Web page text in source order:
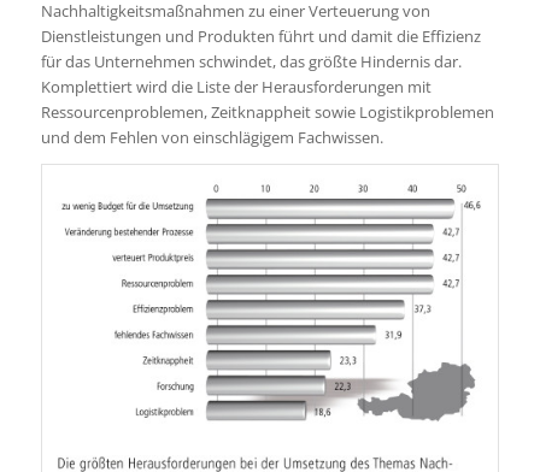
Nachhaltigkeitsmaßnahmen zu einer Verteuerung von
Dienstleistungen und Produkten führt und damit die Effizienz
für das Unternehmen schwindet, das größte Hindernis dar.
Komplettiert wird die Liste der Herausforderungen mit
Ressourcenproblemen, Zeitknappheit sowie Logistikproblemen
und dem Fehlen von einschlägigem Fachwissen.